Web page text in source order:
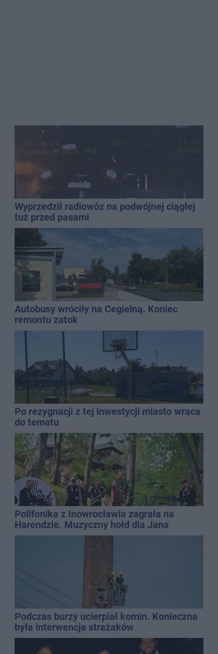
Wyprzedził radiowóz na podwójnej ciągłej
tuż przed pasami
Autobusy wróciły na Cegielną. Koniec
remontu zatok
Po rezygnacji z tej inwestycji miasto wraca
do tematu
Polifonika z Inowrocławia zagrała na
Harendzie. Muzyczny hołd dla Jana
Kasprowicza
Podczas burzy ucierpiał komin. Konieczna
była interwencja strażaków